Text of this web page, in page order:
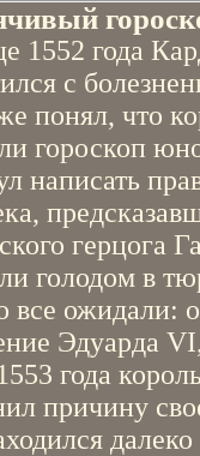
1552 года
с
понял, что
гороскоп
написать
герцога
голодом в
все ожидали:
Эдуарда
года
причину